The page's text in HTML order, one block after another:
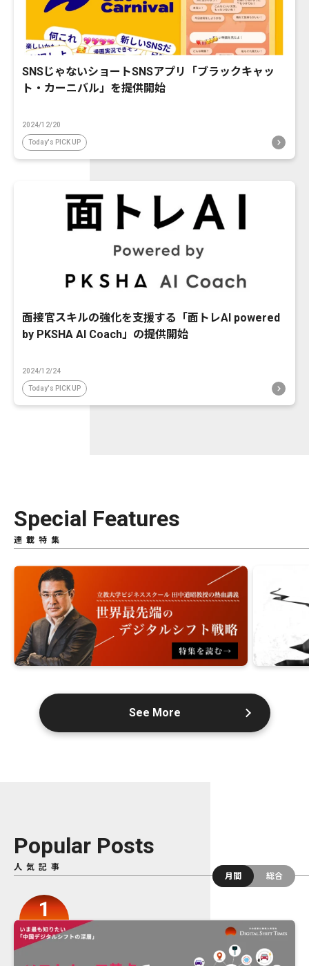
SNSじゃないショートSNSアプリ「ブラックキャッ
ト・カーニバル」を提供開始
2024/12/20
Today's PICK UP
面接官スキルの強化を支援する「面トレAI powered
by PKSHA AI Coach」の提供開始
2024/12/24
Today's PICK UP
Special Features
連載特集
See More
Popular Posts
人気記事
月間
総合